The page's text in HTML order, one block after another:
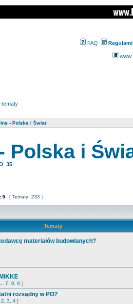
FAQ
tematy
- Polska i Świat
Polska i
5 [ Tematy: 233 ]
Tematy
materiałów budowlanych?
7 8 9 ]
rozsądny w PO?
2 3 4 ]